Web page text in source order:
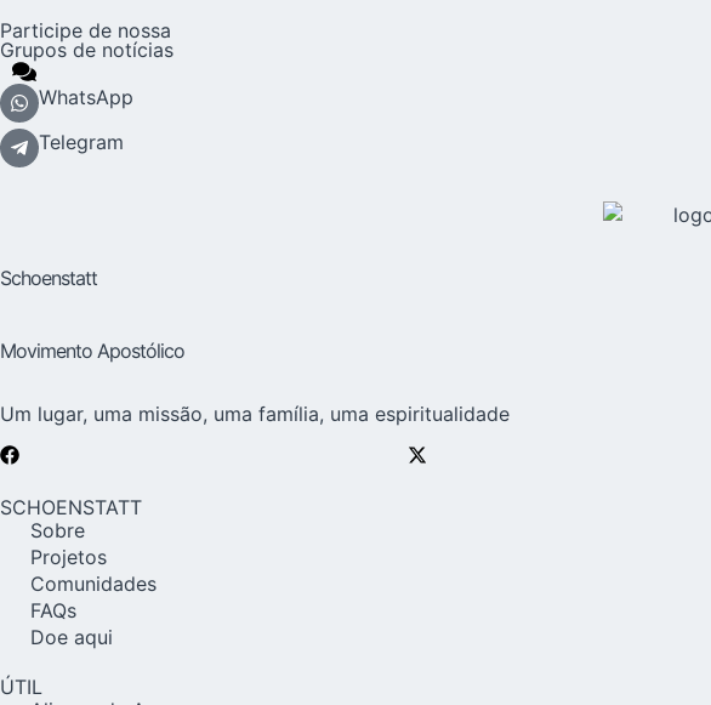
Participe de nossa
Grupos de notícias
WhatsApp
Telegram
Schoenstatt
Movimento Apostólico
Um lugar, uma missão, uma família, uma espiritualidade
SCHOENSTATT
Sobre
Projetos
Comunidades
FAQs
Doe aqui
ÚTIL